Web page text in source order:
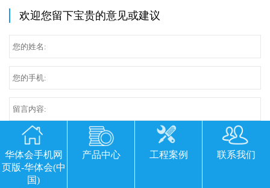
欢迎您留下宝贵的意见或建议
华体会手机网
页版-华体会(中
国)
产品中心 工程案例 联系我们